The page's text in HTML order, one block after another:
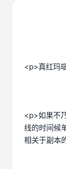
<p>真红玛
<p>如果不
线的时间候
相关于副本